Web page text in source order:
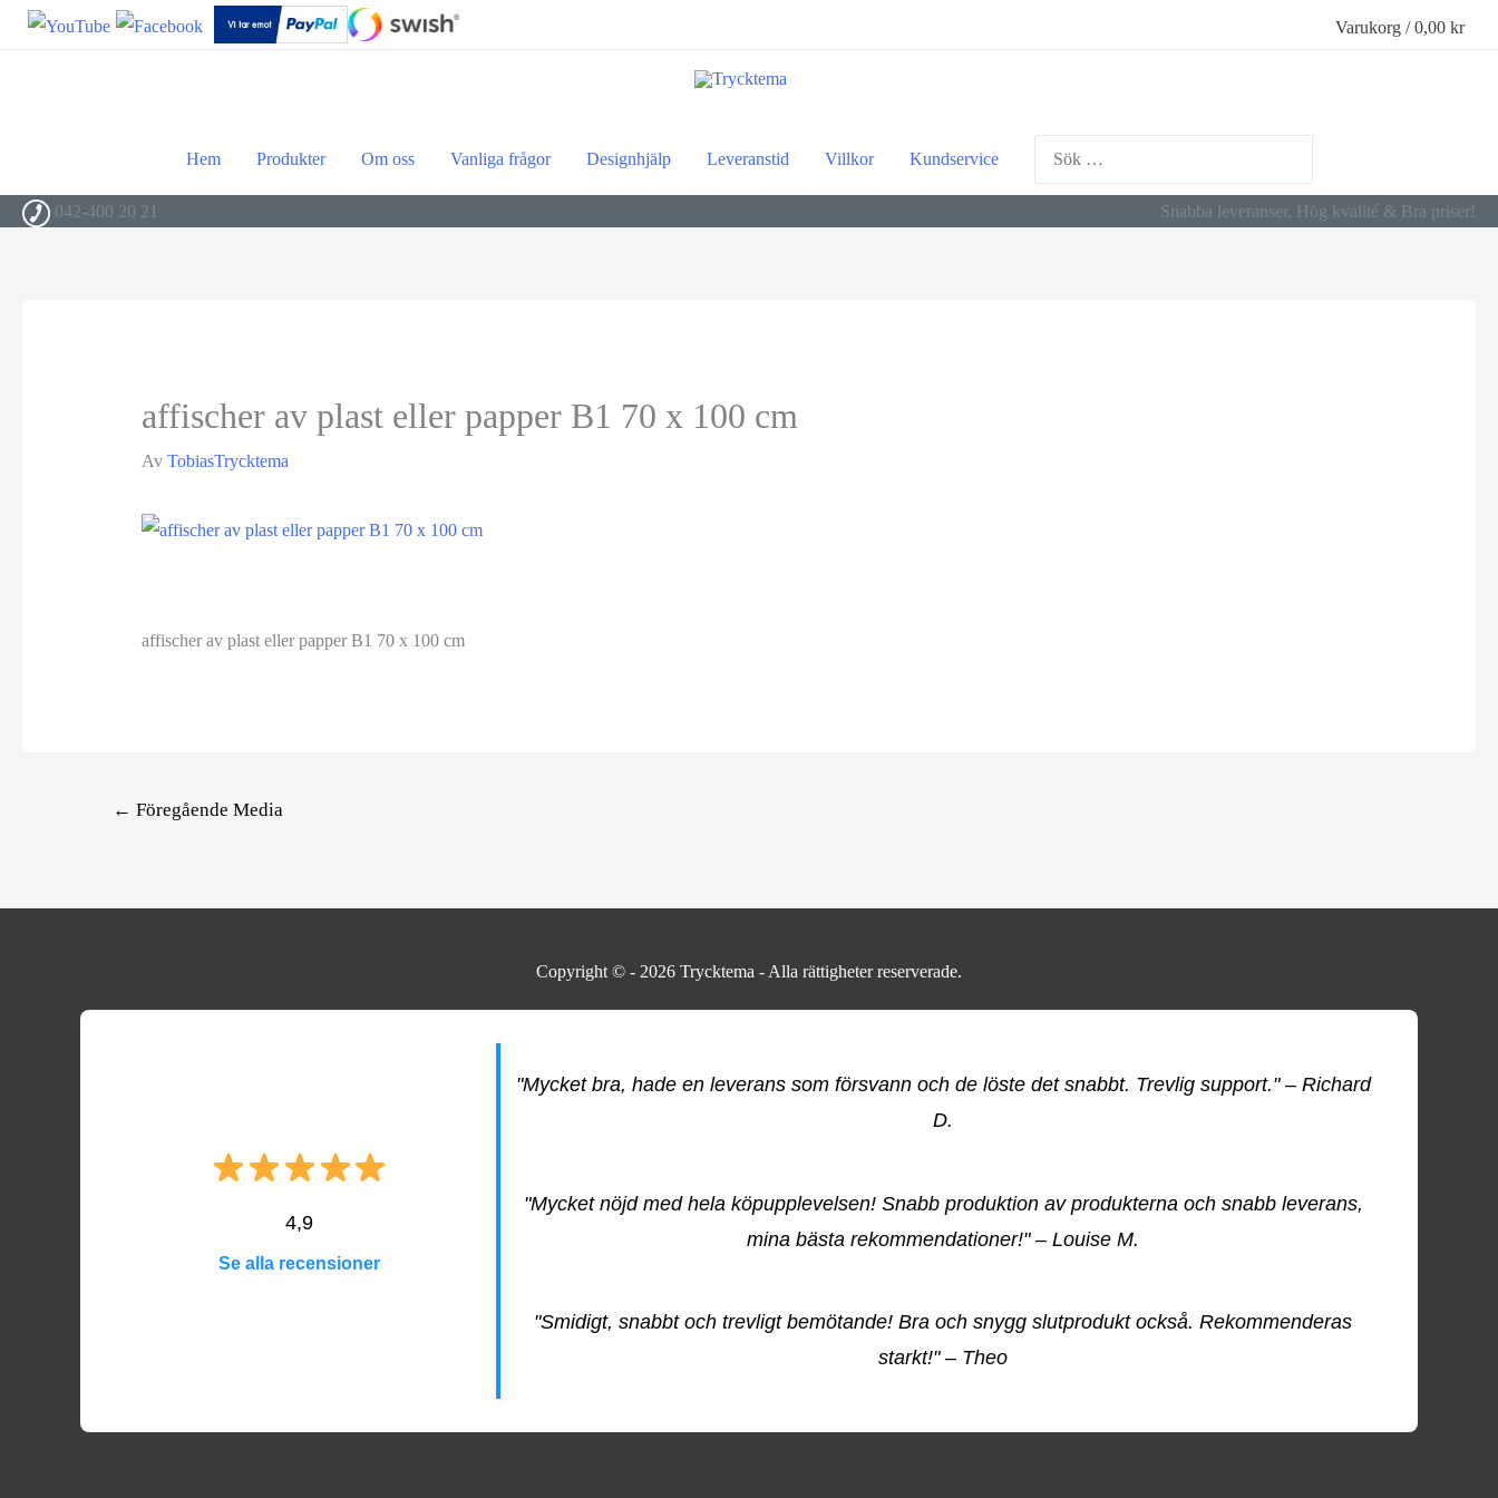
Varukorg /0,00kr
Hem Produkter Om oss Vanliga frågor Designhjälp Leveranstid Villkor Kundservice
for:
042-400 20 21 Snabba leveranser, Hög kvalité & Bra priser!
affischer av plast eller papper B1 70 x 100 cm
Av TobiasTrycktema
affischer av plast eller papper B1 70 x 100 cm
Inläggsnavigering
← Föregående Media
Copyright © - 2026 Trycktema - Alla rättigheter reserverade.
4,9
Se alla recensioner
"Mycket bra, hade en leverans som försvann och de löste det snabbt. Trevlig support." – Richard
D.
"Mycket nöjd med hela köpupplevelsen! Snabb produktion av produkterna och snabb leverans,
mina bästa rekommendationer!" – Louise M.
"Smidigt, snabbt och trevligt bemötande! Bra och snygg slutprodukt också. Rekommenderas
starkt!" – Theo